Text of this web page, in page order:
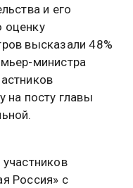
и его
оценку
высказали 48%
министра
на посту главы
Россия» с